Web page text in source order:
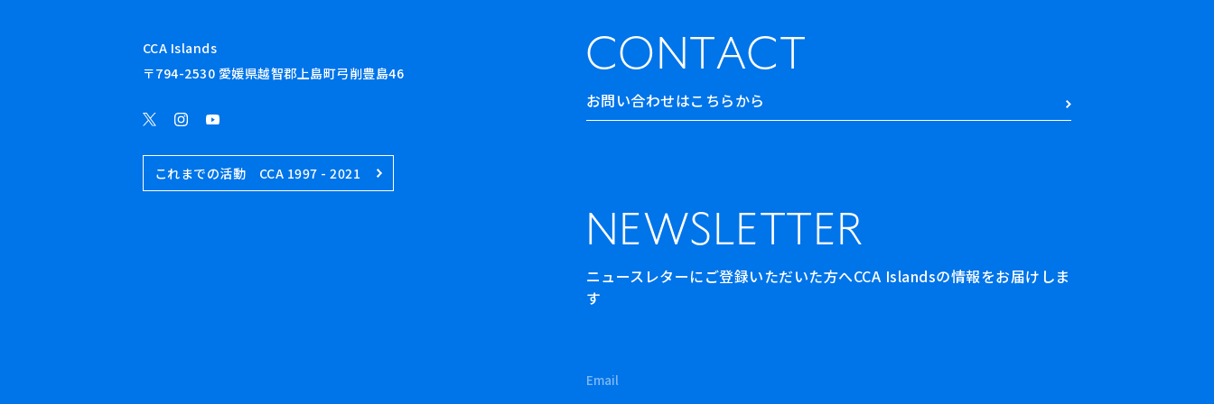
CONTACT
お問い合わせはこちらから
NEWSLETTER
ニュースレターにご登録いただいた方へCCA Islandsの情報をお届けしま
す
CCA Islands
〒794-2530 愛媛県越智郡上島町弓削豊島46
これまでの活動 CCA 1997 - 2021